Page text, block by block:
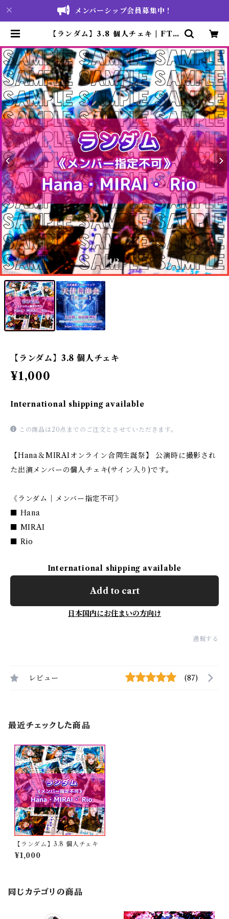
メンバーシップ会員募集中！
【ランダム】3.8 個人チェキ | FT s
販サイト
1/2
【ランダム】3.8 個人チェキ
¥1,000
International shipping available
この商品は20点までのご注文とさせていただきます。
【Hana＆MIRAIオンライン合同生誕祭】 公演時に撮影され
た出演メンバーの個人チェキ(サイン入り)です。
《ランダム｜メンバー指定不可》
■ Hana
■ MIRAI
■ Rio
International shipping available
Add to cart
日本国内にお住まいの方向け
通報する
レビュー (87)
最近チェックした商品
【ランダム】3.8 個人チェキ
¥1,000
同じカテゴリの商品